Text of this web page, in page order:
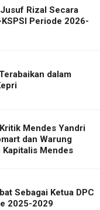
Rizal Secara
Periode 2026-
dalam
Mendes Yandri
dan Warung
Kapitalis Mendes
Sebagai Ketua DPC
2025-2029